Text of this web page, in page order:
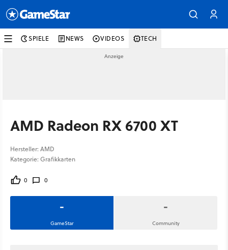
SPIELE NEWS VIDEOS TECH
AMD Radeon RX 6700 XT
Hersteller: AMD
Kategorie: Grafikkarten
0 0
-
GameStar
-
Community